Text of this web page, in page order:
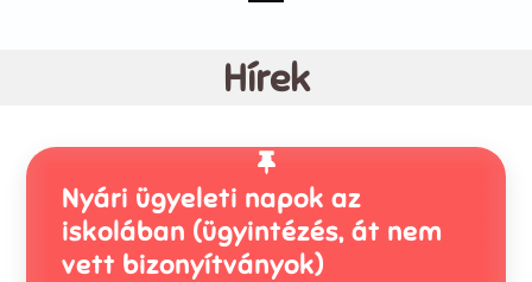
Hírek
Nyári ügyeleti napok az
iskolában (ügyintézés, át nem
vett bizonyítványok)